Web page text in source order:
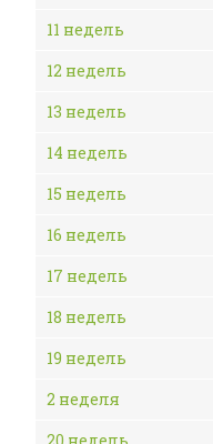
11 недель
12 недель
13 недель
14 недель
15 недель
16 недель
17 недель
18 недель
19 недель
2 неделя